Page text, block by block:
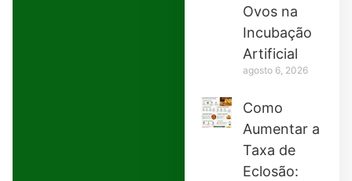
Ovos na
Incubação
Artificial
agosto 6, 2026
Como
Aumentar a
Taxa de
Eclosão: